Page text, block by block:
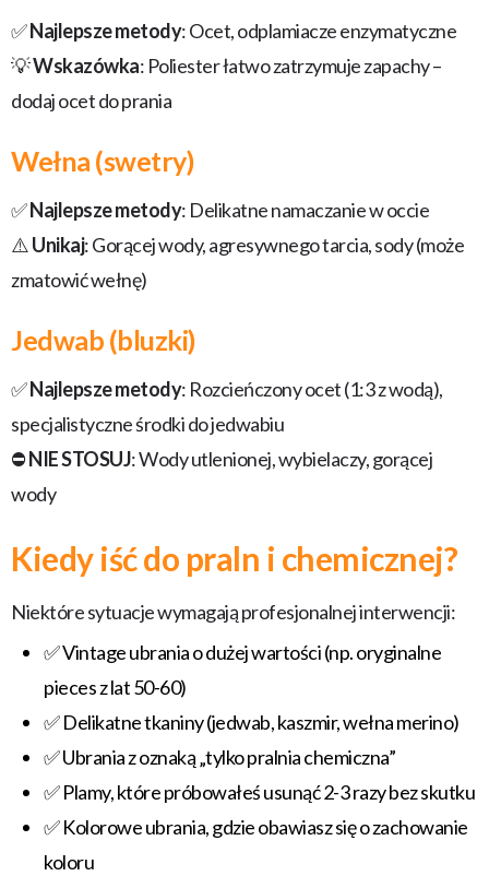
✅Najlepsze metody: Ocet, odplamiacze enzymatyczne
💡Wskazówka: Poliester łatwo zatrzymuje zapachy –
dodaj ocet do prania
Wełna (swetry)
✅Najlepsze metody: Delikatne namaczanie w occie
⚠️Unikaj: Gorącej wody, agresywnego tarcia, sody (może
zmatowić wełnę)
Jedwab (bluzki)
✅Najlepsze metody: Rozcieńczony ocet (1:3 z wodą),
specjalistyczne środki do jedwabiu
⛔NIE STOSUJ: Wody utlenionej, wybielaczy, gorącej
wody
Kiedy iść do praln i chemicznej?
Niektóre sytuacje wymagają profesjonalnej interwencji:
✅ Vintage ubrania o dużej wartości (np. oryginalne
pieces z lat 50-60)
✅ Delikatne tkaniny (jedwab, kaszmir, wełna merino)
✅ Ubrania z oznaką „tylko pralnia chemiczna”
✅ Plamy, które próbowałeś usunąć 2-3 razy bez skutku
✅ Kolorowe ubrania, gdzie obawiasz się o zachowanie
koloru